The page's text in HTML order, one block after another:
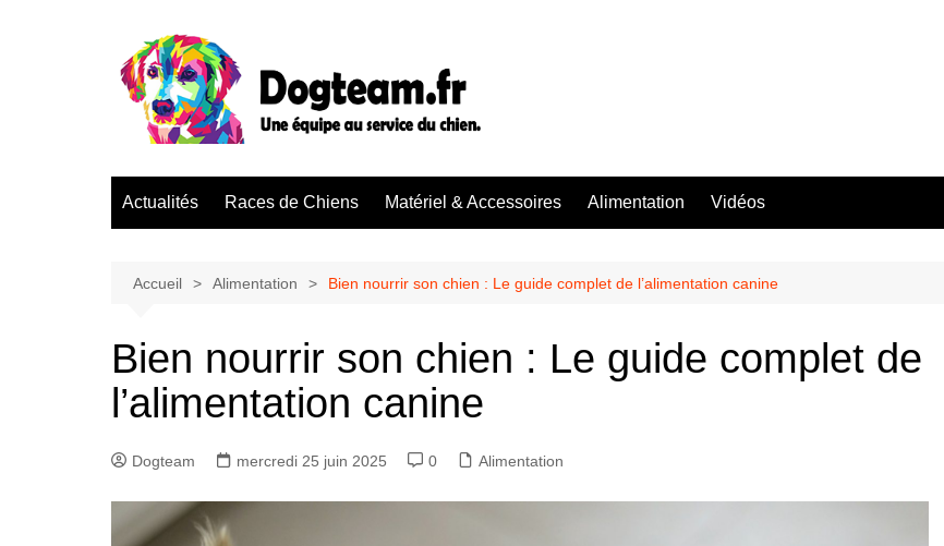
Actualités Races de Chiens Matériel & Accessoires Alimentation Vidéos
Accueil Alimentation Bien nourrir son chien : Le guide complet de l’alimentation canine
Bien nourrir son chien : Le guide complet de
l’alimentation canine
Dogteam mercredi 25 juin 2025 0 Alimentation